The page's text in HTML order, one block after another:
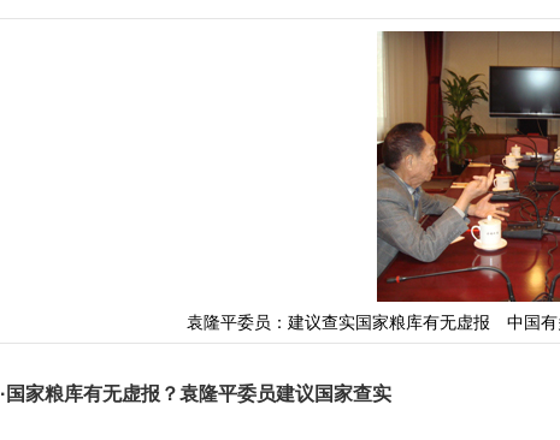
袁隆平委员：建议查实国家粮库有无虚报 中国有
·国家粮库有无虚报？袁隆平委员建议国家查实